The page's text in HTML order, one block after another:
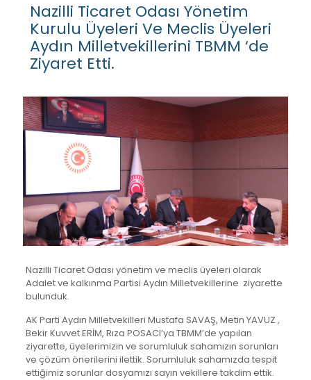
Nazilli Ticaret Odası Yönetim
Kurulu Üyeleri Ve Meclis Üyeleri
Aydın Milletvekillerini TBMM ‘de
Ziyaret Etti.
Nazilli Ticaret Odası yönetim ve meclis üyeleri olarak
Adalet ve kalkınma Partisi Aydın Milletvekillerine ziyarette
bulunduk.
AK Parti Aydın Milletvekilleri Mustafa SAVAŞ, Metin YAVUZ ,
Bekir Kuvvet ERİM, Rıza POSACI’ya TBMM’de yapılan
ziyarette, üyelerimizin ve sorumluluk sahamızın sorunları
ve çözüm önerilerini ilettik. Sorumluluk sahamızda tespit
ettiğimiz sorunlar dosyamızı sayın vekillere takdim ettik.